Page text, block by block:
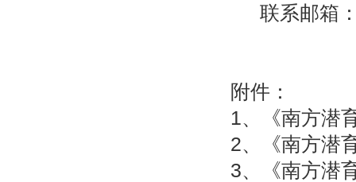
联系邮箱
附件：
1、《南方潜
2、《南方潜
3、《南方潜